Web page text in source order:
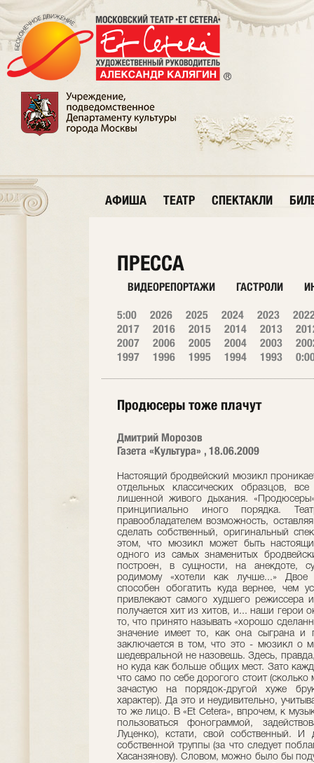
АФИША ТЕАТР СПЕКТАКЛИ
ПРЕССА
ВИДЕОРЕПОРТАЖИ ГАСТРОЛИ
5:00 2026 2025 2024 2023
2017
2016 2015 2014 2013
2007
2006 2005 2004 2003
1997
1996 1995 1994 1993
Продюсеры тоже плачут
Дмитрий Морозов
Газета «Культура» , 18.06.2009
Настоящий бродвейский мюзикл
отдельных классических образцов,
лишенной живого дыхания.
принципиально иного порядка.
правообладателем возможность,
сделать собственный, оригинальный
этом, что мюзикл может быть
одного из самых знаменитых
построен, в сущности, на анекдоте,
родимому «хотели как лучше...»
способен обогатить куда вернее, чем
привлекают самого худшего режиссера
получается хит из хитов, и... наши герои
то, что принято называть «хорошо
значение имеет то, как она сыграна и
заключается в том, что это - мюзикл о
шедевральной не назовешь. Здесь,
но куда как больше общих мест. Зато
что само по себе дорогого стоит
зачастую на порядок-другой хуже
характер). Да это и неудивительно,
то же лицо. В «Et Cetera», впрочем, к
пользоваться фонограммой,
Луценко), кстати, свой собственный. И
собственной труппы (за что следует
Хасанзянову). Словом, можно было бы